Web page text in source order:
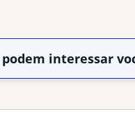
interessar